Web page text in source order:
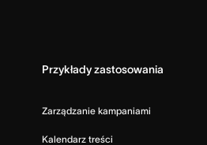
Przykłady zastosowania
Zarządzanie kampaniami
Kalendarz treści